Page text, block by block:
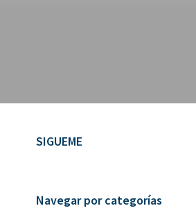
SIGUEME
Navegar por categorías